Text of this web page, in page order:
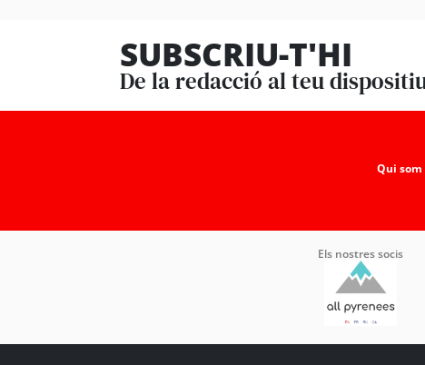
SUBSCRIU-T'HI
De la redacció al teu
Qui som
Els nostres socis